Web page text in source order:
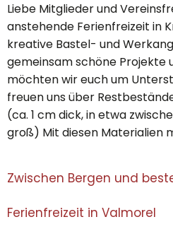
Liebe Mitglieder und
anstehende Ferienfreizeit in
kreative Bastel- und
gemeinsam schöne Projekte
möchten wir euch um
freuen uns über
(ca. 1 cm dick, in etwa
groß) Mit diesen Materialien
Zwischen Bergen und
Ferienfreizeit in Valmorel